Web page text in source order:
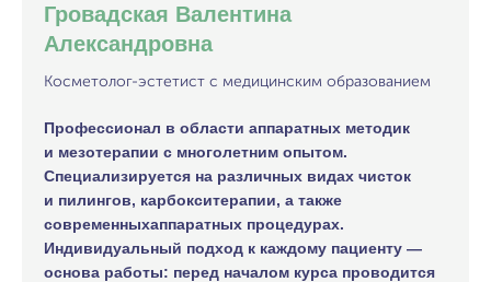
Гровадская Валентина
Александровна
Косметолог-эстетист с медицинским образованием
Профессионал в области аппаратных методик
и мезотерапии с многолетним опытом.
Специализируется на различных видах чисток
и пилингов, карбокситерапии, а также
современныхаппаратных процедурах.
Индивидуальный подход к каждому пациенту —
основа работы: перед началом курса проводится